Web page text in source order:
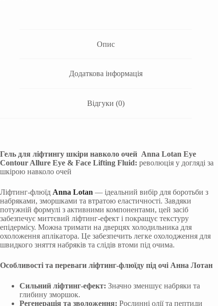
Опис
Додаткова інформація
Відгуки (0)
Гель для ліфтингу шкіри навколо очей Anna Lotan Eye
Contour Allure Eye & Face Lifting Fluid: революція у догляді за
шкірою навколо очей
Ліфтинг-флюїд Anna Lotan — ідеальний вибір для боротьби з
набряками, зморшками та втратою еластичності. Завдяки
потужній формулі з активними компонентами, цей засіб
забезпечує миттєвий ліфтинг-ефект і покращує текстуру
епідермісу. Можна тримати на дверцях холодильника для
охоложення аплікатора. Це забезпечить легке охолодження для
швидкого зняття набряків та слідів втоми під очима.
Особливості та переваги ліфтинг-флюїду під очі Анна Лотан
Сильний ліфтинг-ефект: Значно зменшує набряки та
глибину зморшок.
Регенерація та зволоження: Рослинні олії та пептиди